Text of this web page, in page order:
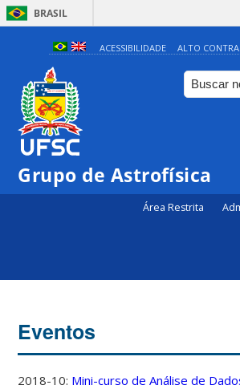
BRASIL
ACESSIBILIDADE ALTO
Grupo de Astrofísica
Área Restrita
Eventos
2018-10: Mini-curso de Análise de